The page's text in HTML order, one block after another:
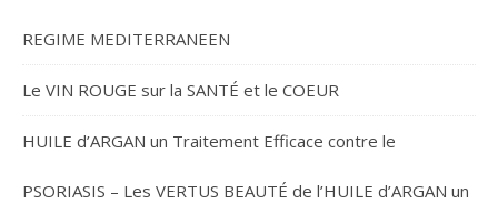
REGIME MEDITERRANEEN
Le VIN ROUGE sur la SANTÉ et le COEUR
HUILE d’ARGAN un Traitement Efficace contre le
PSORIASIS – Les VERTUS BEAUTÉ de l’HUILE d’ARGAN un